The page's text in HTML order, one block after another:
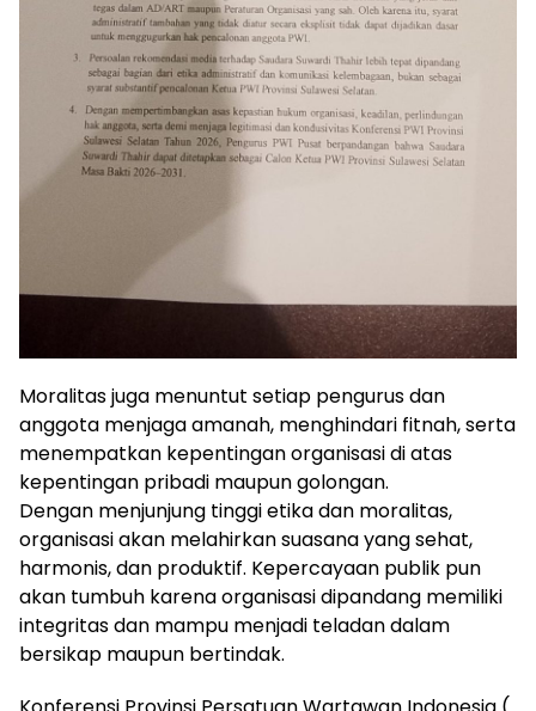
Moralitas juga menuntut setiap pengurus dan
anggota menjaga amanah, menghindari fitnah, serta
menempatkan kepentingan organisasi di atas
kepentingan pribadi maupun golongan.
Dengan menjunjung tinggi etika dan moralitas,
organisasi akan melahirkan suasana yang sehat,
harmonis, dan produktif. Kepercayaan publik pun
akan tumbuh karena organisasi dipandang memiliki
integritas dan mampu menjadi teladan dalam
bersikap maupun bertindak.